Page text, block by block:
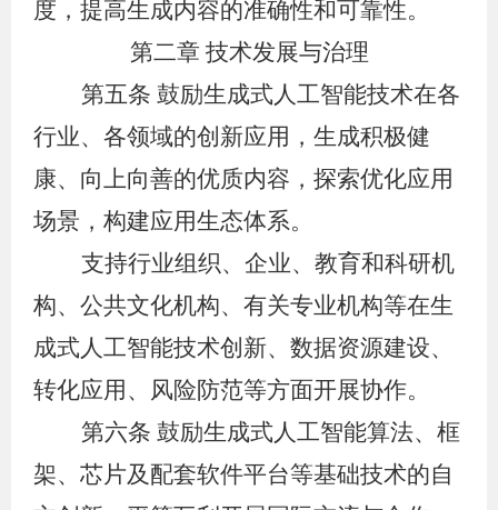
度，提高生成内容的准确性和可靠性。
第二章 技术发展与治理
第五条 鼓励生成式人工智能技术在各
行业、各领域的创新应用，生成积极健
康、向上向善的优质内容，探索优化应用
场景，构建应用生态体系。
支持行业组织、企业、教育和科研机
构、公共文化机构、有关专业机构等在生
成式人工智能技术创新、数据资源建设、
转化应用、风险防范等方面开展协作。
第六条 鼓励生成式人工智能算法、框
架、芯片及配套软件平台等基础技术的自